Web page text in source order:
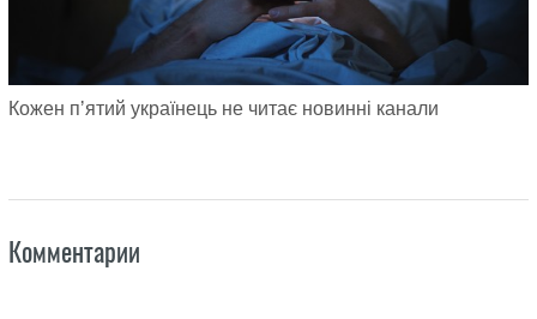
Кожен пʼятий українець не читає новинні канали
Комментарии